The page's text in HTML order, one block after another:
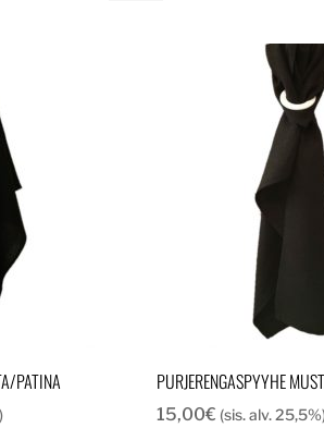
PATINA PURJERENGASPYYHE
15,00€ (sis. alv.